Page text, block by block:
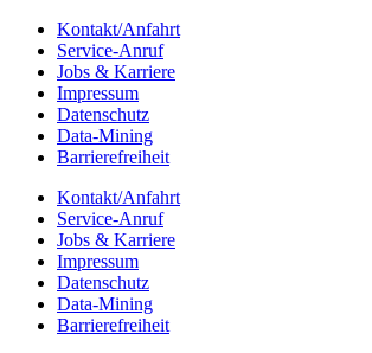
Kontakt/​​Anfahrt
Service-Anruf
Jobs & Karriere
Impres­sum
Daten­schutz
Data-Mining
Barrie­re­frei­heit
Kontakt/​​Anfahrt
Service-Anruf
Jobs & Karriere
Impres­sum
Daten­schutz
Data-Mining
Barrie­re­frei­heit